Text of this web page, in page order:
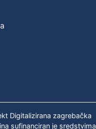
Digitalizirana zagrebačka
sufinanciran je sredstvima